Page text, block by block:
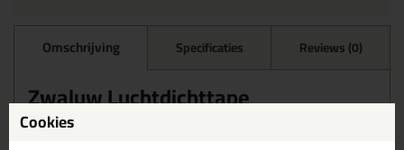
Omschrijving Specificaties Reviews (0)
Zwaluw Luchtdichttape
Naden tussen bouwdelen maak je voortaan in een handomdraai
luchtdicht met Zwaluw Luchtdicht Tape.
Cookies